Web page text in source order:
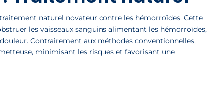
naturel novateur contre les hémorroïdes. Cette
les vaisseaux sanguins alimentant les hémorroïdes,
Contrairement aux méthodes conventionnelles,
minimisant les risques et favorisant une